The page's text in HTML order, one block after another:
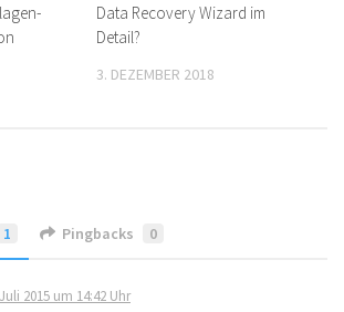
Data Recovery Wizard im
Detail?
3. DEZEMBER 2018
1 Pingbacks 0
2015 um 14:42 Uhr